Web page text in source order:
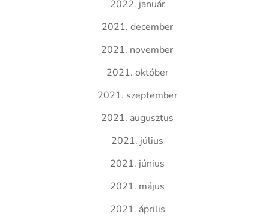
2022. január
2021. december
2021. november
2021. október
2021. szeptember
2021. augusztus
2021. július
2021. június
2021. május
2021. április